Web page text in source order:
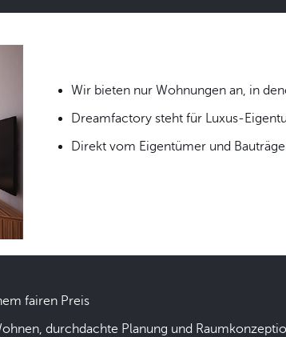
Wir bieten nur Wohnungen
Dreamfactory steht für Luxus-
Direkt vom Eigentümer und
fairen Preis
durchdachte Planung und